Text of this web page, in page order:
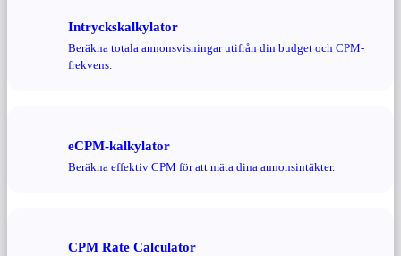
Intryckskalkylator
Beräkna totala annonsvisningar utifrån din budget och CPM-
frekvens.
eCPM-kalkylator
Beräkna effektiv CPM för att mäta dina annonsintäkter.
CPM Rate Calculator